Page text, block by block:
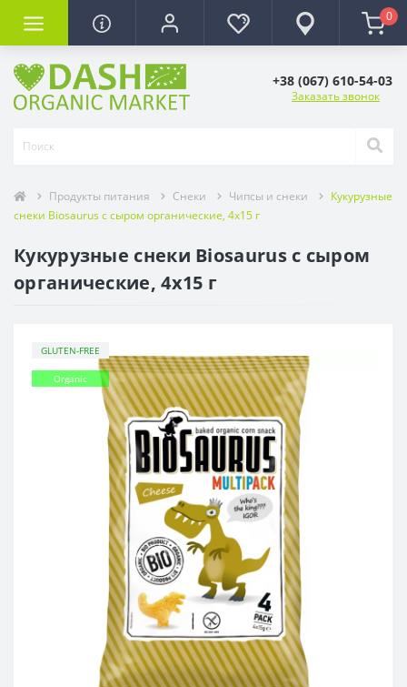
0
+38 (067) 610-54-03
Заказать звонок
Продукты питания Снеки Чипсы и снеки
Кукурузные
снеки Biosaurus с сыром органические, 4x15 г
Кукурузные снеки Biosaurus с сыром
органические, 4x15 г
GLUTEN-FREE
Organic